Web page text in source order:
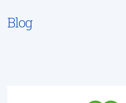
Blog